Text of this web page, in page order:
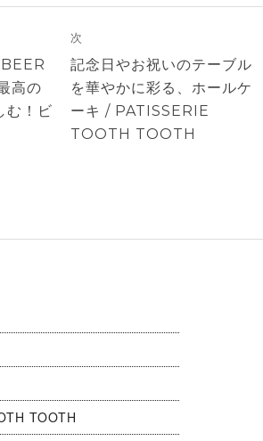
高の
む！ビ
次
次
の
投
稿:
記念日やお祝いのテーブル
を華やかに彩る、ホールケ
ーキ / PATISSERIE
TOOTH TOOTH
TOOTH